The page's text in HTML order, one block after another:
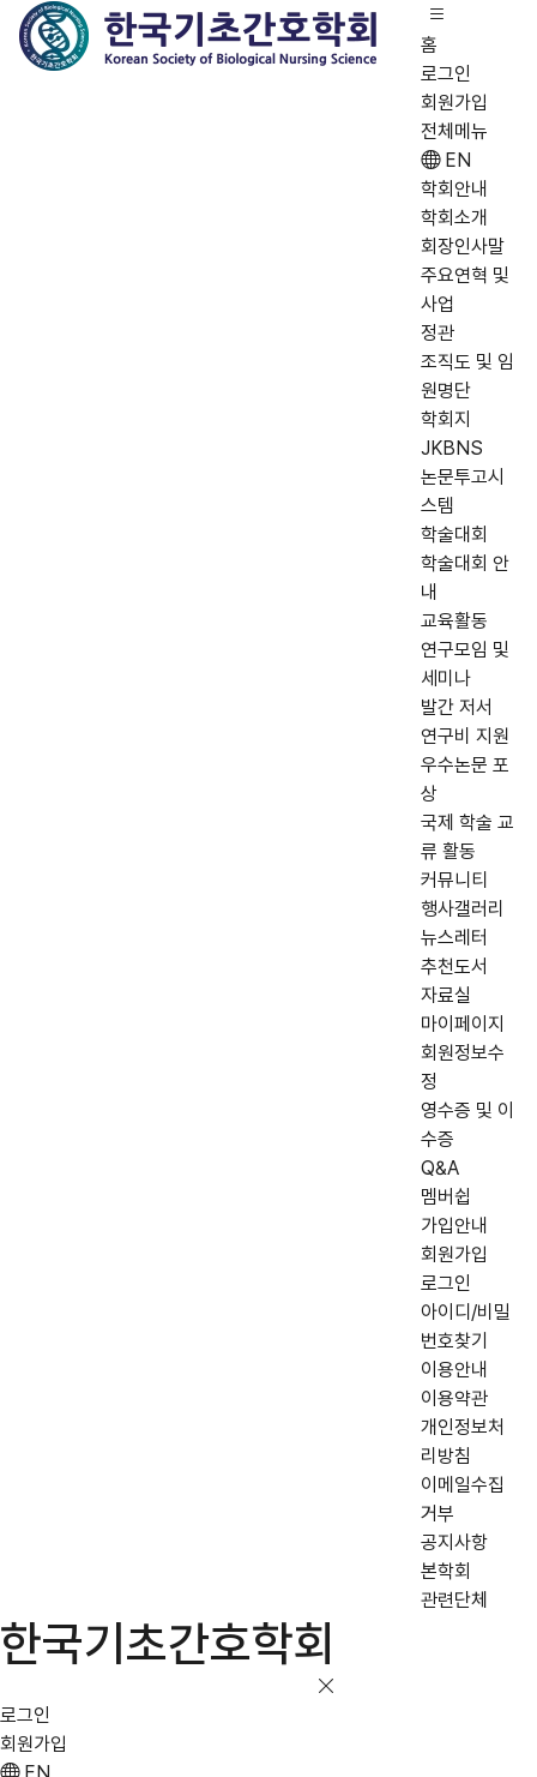
홈
로그인
회원가입
전체메뉴
EN
학회안내
학회소개
회장인사말
주요연혁 및
사업
정관
조직도 및 임
원명단
학회지
JKBNS
논문투고시
스템
학술대회
학술대회 안
내
교육활동
연구모임 및
세미나
발간 저서
연구비 지원
우수논문 포
상
국제 학술 교
류 활동
커뮤니티
행사갤러리
뉴스레터
추천도서
자료실
마이페이지
회원정보수
정
영수증 및 이
수증
Q&A
멤버쉽
가입안내
회원가입
로그인
아이디/비밀
번호찾기
이용안내
이용약관
개인정보처
리방침
이메일수집
거부
공지사항
본학회
관련단체
한국기초간호학회
로그인
회원가입